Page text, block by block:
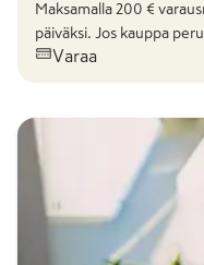
Maksamalla 200 €
päiväksi. Jos kauppa
Varaa